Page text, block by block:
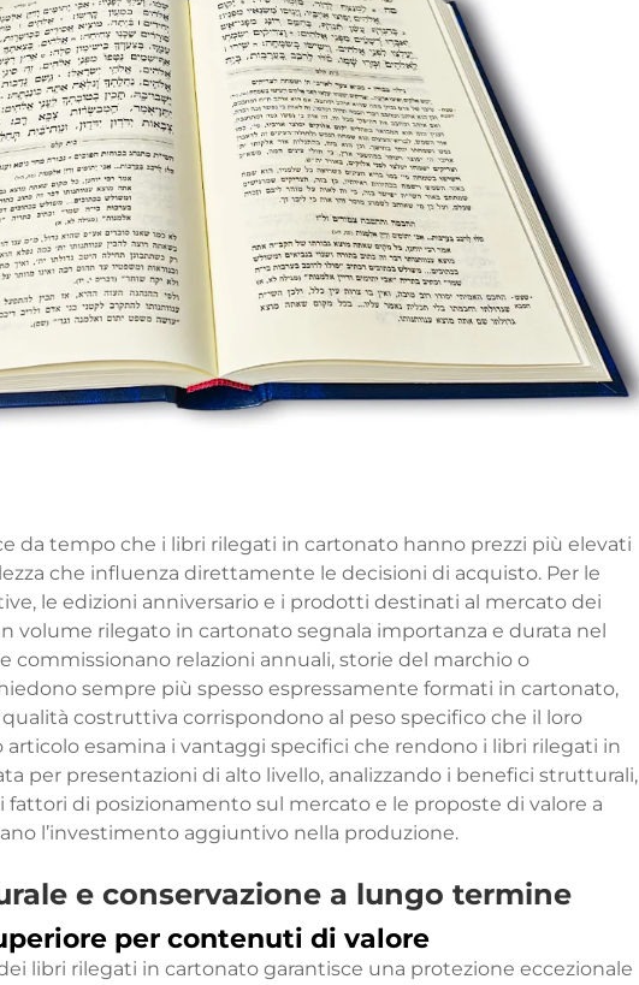
da tempo che i libri rilegati in cartonato hanno prezzi più elevati
che influenza direttamente le decisioni di acquisto. Per le
le edizioni anniversario e i prodotti destinati al mercato dei
volume rilegato in cartonato segnala importanza e durata nel
commissionano relazioni annuali, storie del marchio o
sempre più spesso espressamente formati in cartonato,
costruttiva corrispondono al peso specifico che il loro
esamina i vantaggi specifici che rendono i libri rilegati in
per presentazioni di alto livello, analizzando i benefici strutturali,
di posizionamento sul mercato e le proposte di valore a
l’investimento aggiuntivo nella produzione.
e conservazione a lungo termine
per contenuti di valore
libri rilegati in cartonato garantisce una protezione eccezionale